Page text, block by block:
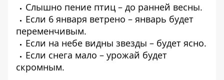
Слышно пение птиц – до ранней весны.
Если 6 января ветрено – январь будет
переменчивым.
Если на небе видны звезды – будет ясно.
Если снега мало – урожай будет
скромным.